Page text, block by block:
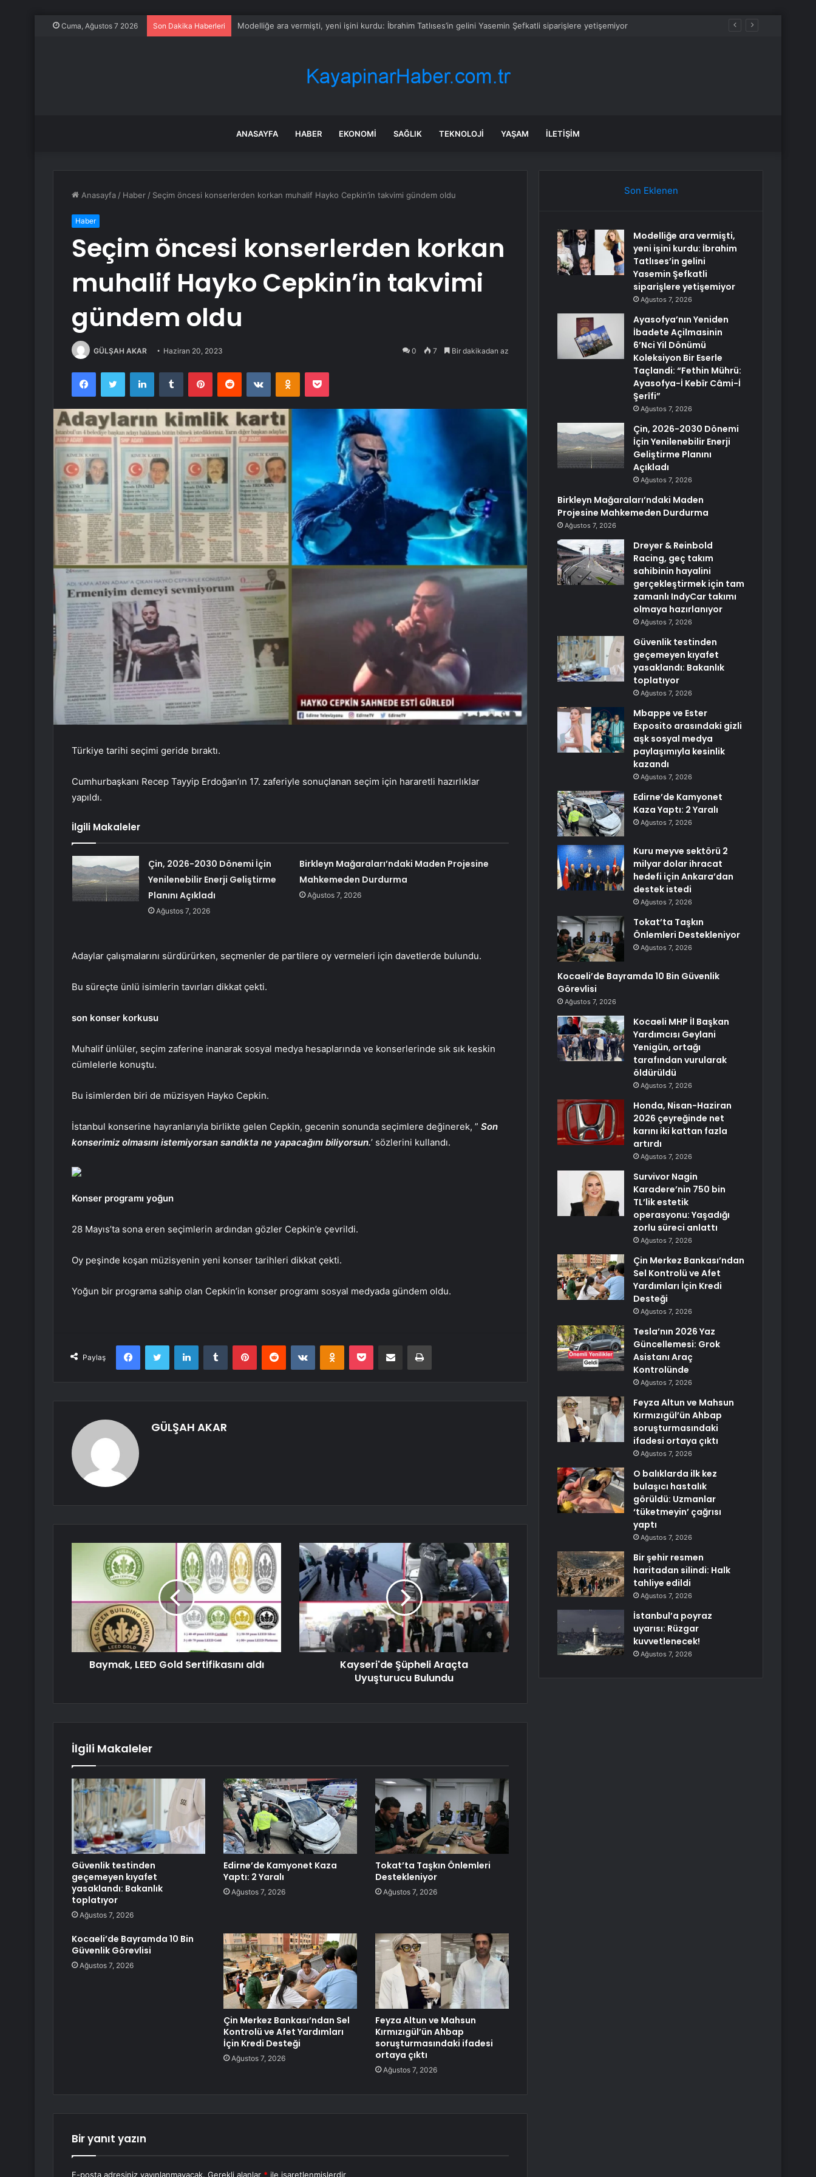
Cuma, Ağustos 7 2026 Son Dakika Haberleri
ANASAYFA HABER EKONOMI SAĞLIK TEKNOLOJI YAŞAM İLETIŞIM
Anasayfa / Haber / Seçim öncesi konserlerden korkan muhalif Hayko Cepkin’in takvimi gündem oldu
Haber
Seçim öncesi konserlerden korkan
muhalif Hayko Cepkin’in takvimi
gündem oldu
GÜLŞAH AKAR Haziran 20, 2023 0 7 Bir dakikadan az
FacebookTwitter LinkedInTumblr PinterestReddit VKontakteOdnoklassniki
Pocket
Türkiye tarihi seçimi geride bıraktı.
Cumhurbaşkanı Recep Tayyip Erdoğan’ın 17. zaferiyle sonuçlanan seçim için hararetli hazırlıklar
yapıldı.
İlgili Makaleler
Çin, 2026-2030 Dönemi İçin
Yenilenebilir Enerji Geliştirme
Planını Açıkladı
Ağustos 7, 2026
Birkleyn Mağaraları’ndaki Maden Projesine
Mahkemeden Durdurma
Ağustos 7, 2026
Adaylar çalışmalarını sürdürürken, seçmenler de partilere oy vermeleri için davetlerde bulundu.
Bu süreçte ünlü isimlerin tavırları dikkat çekti.
son konser korkusu
Muhalif ünlüler, seçim zaferine inanarak sosyal medya hesaplarında ve konserlerinde sık sık keskin
cümlelerle konuştu.
Bu isimlerden biri de müzisyen Hayko Cepkin.
İstanbul konserine hayranlarıyla birlikte gelen Cepkin, gecenin sonunda seçimlere değinerek, ” Son
konserimiz olmasını istemiyorsan sandıkta ne yapacağını biliyorsun.’ sözlerini kullandı.
Konser programı yoğun
28 Mayıs’ta sona eren seçimlerin ardından gözler Cepkin’e çevrildi.
Oy peşinde koşan müzisyenin yeni konser tarihleri ​​dikkat çekti.
Yoğun bir programa sahip olan Cepkin’in konser programı sosyal medyada gündem oldu.
Paylaş
FacebookTwitter LinkedInTumblr PinterestReddit VKontakteOdnoklassniki
Pocket E-Posta ile paylaş Yazdır
GÜLŞAH AKAR
Baymak, LEED Gold Sertifikasını aldı
Kayseri'de Şüpheli Araçta
Uyuşturucu Bulundu
İlgili Makaleler
Güvenlik testinden
geçemeyen kıyafet
yasaklandı: Bakanlık
toplatıyor
Ağustos 7, 2026
Edirne’de Kamyonet Kaza
Yaptı: 2 Yaralı
Ağustos 7, 2026
Tokat’ta Taşkın Önlemleri
Destekleniyor
Ağustos 7, 2026
Kocaeli’de Bayramda 10 Bin
Güvenlik Görevlisi
Ağustos 7, 2026
Çin Merkez Bankası’ndan Sel
Kontrolü ve Afet Yardımları
İçin Kredi Desteği
Ağustos 7, 2026
Feyza Altun ve Mahsun
Kırmızıgül’ün Ahbap
soruşturmasındaki ifadesi
ortaya çıktı
Ağustos 7, 2026
Bir yanıt yazın
E-posta adresiniz yayınlanmayacak. Gerekli alanlar * ile işaretlenmişlerdir
Son Eklenen
Modelliğe ara vermişti,
yeni işini kurdu: İbrahim
Tatlıses’in gelini
Yasemin Şefkatli
siparişlere yetişemiyor
Ağustos 7, 2026
Ayasofya’nın Yeniden
İbadete Açilmasinin
6’Nci Yil Dönümü
Koleksiyon Bir Eserle
Taçlandi: “Fethin Mührü:
Ayasofya-İ Kebîr Câmi-İ
Şerîfi”
Ağustos 7, 2026
Çin, 2026-2030 Dönemi
İçin Yenilenebilir Enerji
Geliştirme Planını
Açıkladı
Ağustos 7, 2026
Birkleyn Mağaraları’ndaki Maden
Projesine Mahkemeden Durdurma
Ağustos 7, 2026
Dreyer & Reinbold
Racing, geç takım
sahibinin hayalini
gerçekleştirmek için tam
zamanlı IndyCar takımı
olmaya hazırlanıyor
Ağustos 7, 2026
Güvenlik testinden
geçemeyen kıyafet
yasaklandı: Bakanlık
toplatıyor
Ağustos 7, 2026
Mbappe ve Ester
Exposito arasındaki gizli
aşk sosyal medya
paylaşımıyla kesinlik
kazandı
Ağustos 7, 2026
Edirne’de Kamyonet
Kaza Yaptı: 2 Yaralı
Ağustos 7, 2026
Kuru meyve sektörü 2
milyar dolar ihracat
hedefi için Ankara’dan
destek istedi
Ağustos 7, 2026
Tokat’ta Taşkın
Önlemleri Destekleniyor
Ağustos 7, 2026
Kocaeli’de Bayramda 10 Bin Güvenlik
Görevlisi
Ağustos 7, 2026
Kocaeli MHP İl Başkan
Yardımcısı Geylani
Yenigün, ortağı
tarafından vurularak
öldürüldü
Ağustos 7, 2026
Honda, Nisan-Haziran
2026 çeyreğinde net
karını iki kattan fazla
artırdı
Ağustos 7, 2026
Survivor Nagin
Karadere’nin 750 bin
TL’lik estetik
operasyonu: Yaşadığı
zorlu süreci anlattı
Ağustos 7, 2026
Çin Merkez Bankası’ndan
Sel Kontrolü ve Afet
Yardımları İçin Kredi
Desteği
Ağustos 7, 2026
Tesla’nın 2026 Yaz
Güncellemesi: Grok
Asistanı Araç
Kontrolünde
Ağustos 7, 2026
Feyza Altun ve Mahsun
Kırmızıgül’ün Ahbap
soruşturmasındaki
ifadesi ortaya çıktı
Ağustos 7, 2026
O balıklarda ilk kez
bulaşıcı hastalık
görüldü: Uzmanlar
‘tüketmeyin’ çağrısı
yaptı
Ağustos 7, 2026
Bir şehir resmen
haritadan silindi: Halk
tahliye edildi
Ağustos 7, 2026
İstanbul’a poyraz
uyarısı: Rüzgar
kuvvetlenecek!
Ağustos 7, 2026